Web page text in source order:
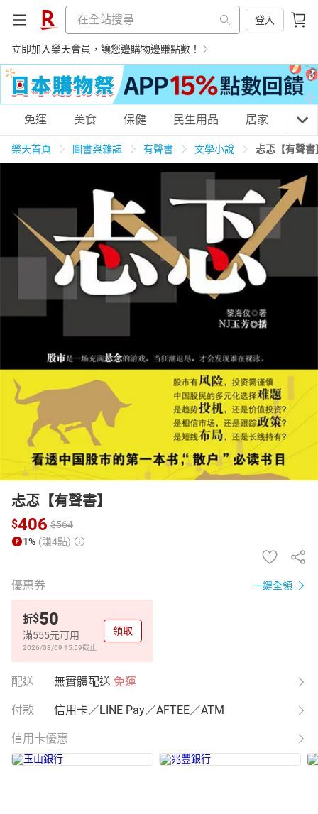
登入
立即加入樂天會員，讓您邊購物邊賺點數！
購物網分類
美食蛋糕 民生用品
居家生活 3C家電 運動休閒 親子玩具
情趣用品
日本購物 電子/紙本書
免運 美食 保健 民生用品 居家 3C
樂天首頁 圖書與雜誌 有聲書 文學小說 忐忑【有聲書
忐忑【有聲書】
$406 $564
1% (賺4點)
優惠券 一鍵全領
折$50
滿555元可用
2026/08/09 15:59截止
領取
配送 無實體配送 免運
付款 信用卡／LINE Pay／AFTEE／ATM
信用卡優惠